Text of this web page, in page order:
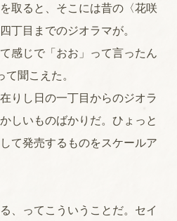
取ると、そこには昔の〈花咲
丁目までのジオラマが。
感じで「おお」って言ったん
聞こえた。
りし日の一丁目からのジオラ
しいものばかりだ。ひょっと
て発売するものをスケールア
、ってこういうことだ。セイ